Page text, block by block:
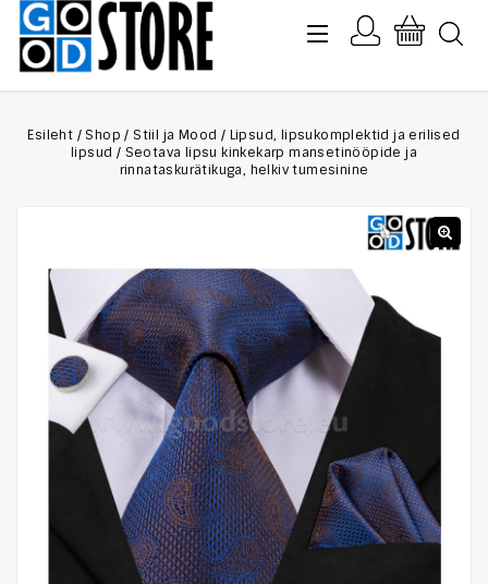
Esileht / Shop / Stiil ja Mood / Lipsud, lipsukomplektid ja erilised
lipsud / Seotava lipsu kinkekarp mansetinööpide ja
rinnataskurätikuga, helkiv tumesinine